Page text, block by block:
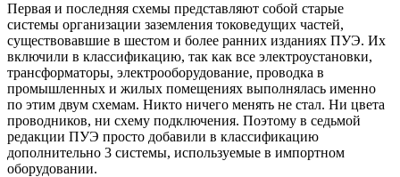
Первая и последняя схемы представляют собой старые
системы организации заземления токоведущих частей,
существовавшие в шестом и более ранних изданиях ПУЭ. Их
включили в классификацию, так как все электроустановки,
трансформаторы, электрооборудование, проводка в
промышленных и жилых помещениях выполнялась именно
по этим двум схемам. Никто ничего менять не стал. Ни цвета
проводников, ни схему подключения. Поэтому в седьмой
редакции ПУЭ просто добавили в классификацию
дополнительно 3 системы, используемые в импортном
оборудовании.